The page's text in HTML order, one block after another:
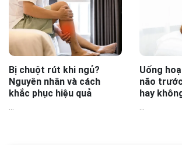
Bị chuột rút khi ngủ?
Nguyên nhân và cách
khắc phục hiệu quả
Uống
não
hay